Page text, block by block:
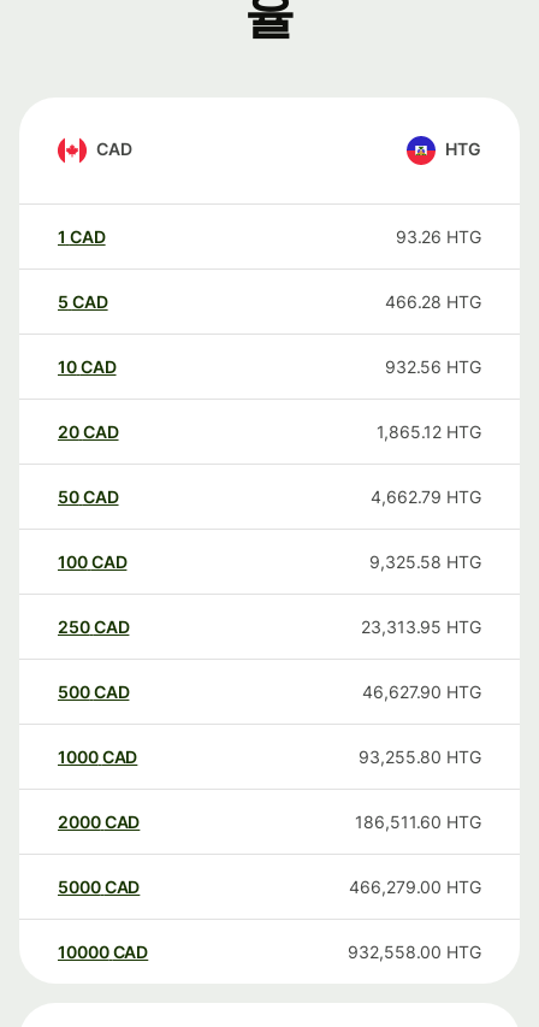
율
CAD HTG
1 CAD 93.26 HTG
5 CAD 466.28 HTG
10CAD 932.56 HTG
20CAD 1,865.12 HTG
50CAD 4,662.79 HTG
100CAD 9,325.58 HTG
250CAD 23,313.95 HTG
500CAD 46,627.90 HTG
1000CAD 93,255.80 HTG
2000CAD 186,511.60 HTG
5000CAD 466,279.00 HTG
10000 CAD 932,558.00 HTG